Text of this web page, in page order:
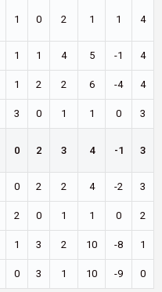
1 0 2 1 1 4
1 1 4 5 -1 4
1 2 2 6 -4 4
3 0 1 1 0 3
0 2 3 4 -1 3
0 2 2 4 -2 3
2 0 1 1 0 2
1 3 2 10 -8 1
0 3 1 10 -9 0